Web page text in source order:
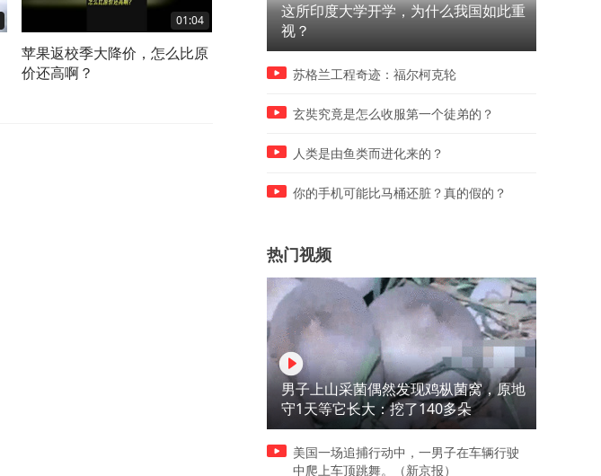
01:04
苹果返校季大降价，怎么比原
价还高啊？
00:50
和天选姬甜蜜双排！暑假购机
上大分就看天选7 Pro酷睿版
当女朋友嫌弃你用的是安卓
这所印度大学开学，为什么我国如此重
视？
苏格兰工程奇迹：福尔柯克轮
玄奘究竟是怎么收服第一个徒弟的？
人类是由鱼类而进化来的？
你的手机可能比马桶还脏？真的假的？
热门视频
男子上山采菌偶然发现鸡枞菌窝，原地
守1天等它长大：挖了140多朵
美国一场追捕行动中，一男子在车辆行驶
中爬上车顶跳舞。（新京报）